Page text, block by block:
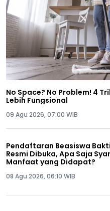
No Space? No Problem! 4
Lebih Fungsional
09 Agu 2026, 07:00 WIB
Pendaftaran Beasiswa
Resmi Dibuka, Apa Saja
Manfaat yang Didapat?
08 Agu 2026, 06:10 WIB